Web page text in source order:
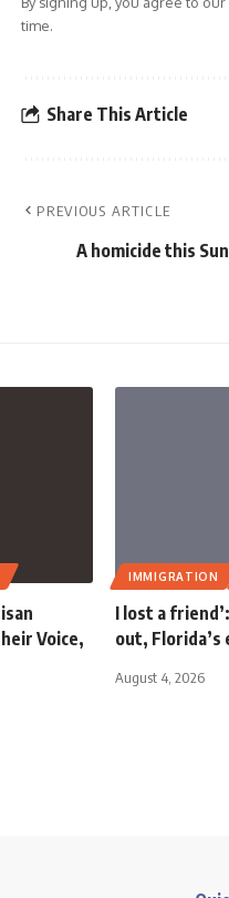
time.
Share This Article
PREVIOUS ARTICLE
A homicide this
Voice,
IMMIGRATION
I lost a
out, Florida’s
August 4, 2026